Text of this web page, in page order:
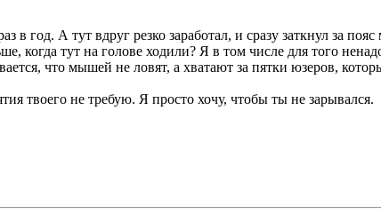
год. А тут вдруг резко заработал, и сразу заткнул за
когда тут на голове ходили? Я в том числе для того
что мышей не ловят, а хватают за пятки юзеров,
твоего не требую. Я просто хочу, чтобы ты не зарывался.